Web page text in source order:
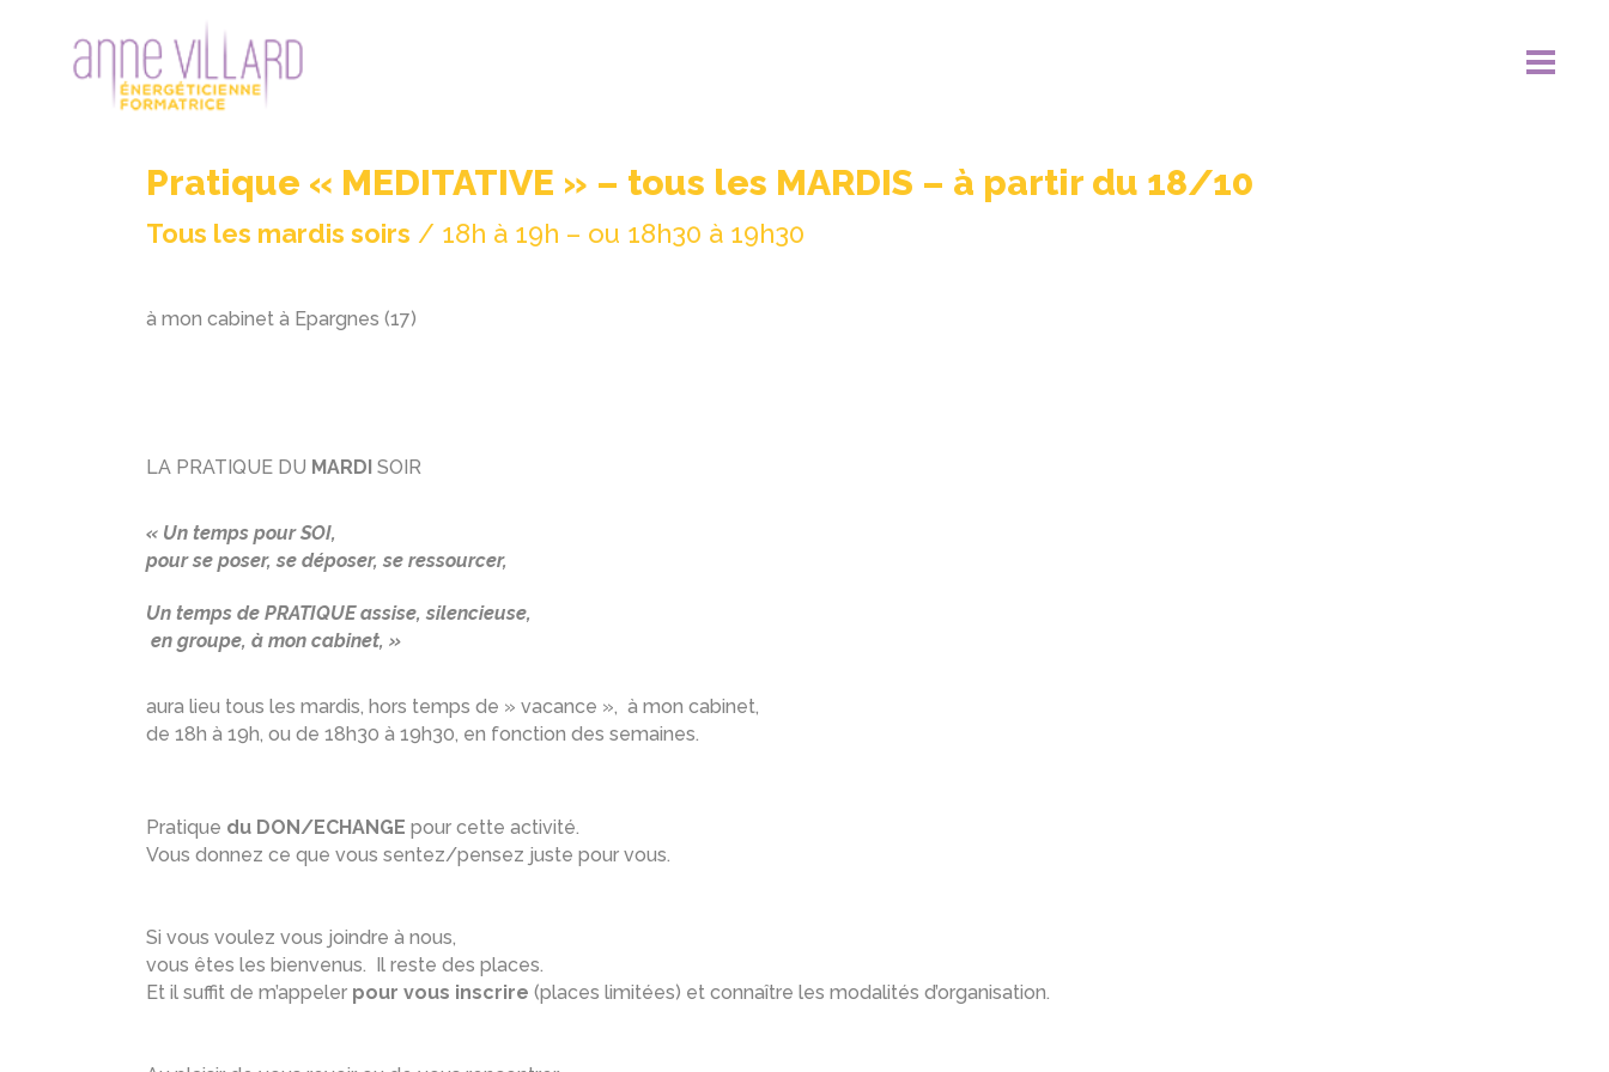
Pratique « MEDITATIVE » – tous les MARDIS – à partir du 18/10
Tous les mardis soirs / 18h à 19h – ou 18h30 à 19h30
à mon cabinet à Epargnes (17)
LA PRATIQUE DU MARDI SOIR
« Un temps pour SOI,
pour se poser, se déposer, se ressourcer,
Un temps de PRATIQUE assise, silencieuse,
en groupe, à mon cabinet, »
aura lieu tous les mardis, hors temps de » vacance », à mon cabinet,
de 18h à 19h, ou de 18h30 à 19h30, en fonction des semaines.
Pratique du DON/ECHANGE pour cette activité.
Vous donnez ce que vous sentez/pensez juste pour vous.
Si vous voulez vous joindre à nous,
vous êtes les bienvenus. Il reste des places.
Et il suffit de m’appeler pour vous inscrire (places limitées) et connaître les modalités d’organisation.